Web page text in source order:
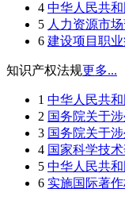
4 中华人民共和
5 人力资源市
6 建设项目职
知识产权法规更多...
1 中华人民共和
2 国务院关于
3 国务院关于
4 国家科学技术
5 中华人民共和
6 实施国际著